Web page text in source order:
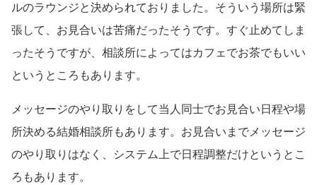
ルのラウンジと決められておりました。そういう場所は緊
張して、お見合いは苦痛だったそうです。すぐ止めてしま
ったそうですが、相談所によってはカフェでお茶でもいい
というところもあります。
メッセージのやり取りをして当人同士でお見合い日程や場
所決める結婚相談所もあります。お見合いまでメッセージ
のやり取りはなく、システム上で日程調整だけというとこ
ろもあります。